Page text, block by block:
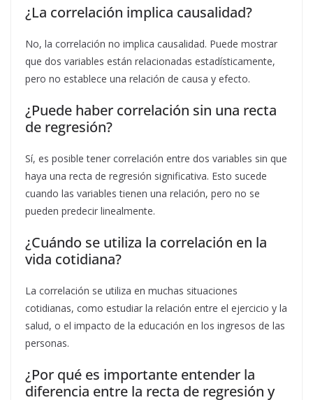
¿La correlación implica causalidad?
No, la correlación no implica causalidad. Puede mostrar
que dos variables están relacionadas estadísticamente,
pero no establece una relación de causa y efecto.
¿Puede haber correlación sin una recta
de regresión?
Sí, es posible tener correlación entre dos variables sin que
haya una recta de regresión significativa. Esto sucede
cuando las variables tienen una relación, pero no se
pueden predecir linealmente.
¿Cuándo se utiliza la correlación en la
vida cotidiana?
La correlación se utiliza en muchas situaciones
cotidianas, como estudiar la relación entre el ejercicio y la
salud, o el impacto de la educación en los ingresos de las
personas.
¿Por qué es importante entender la
diferencia entre la recta de regresión y